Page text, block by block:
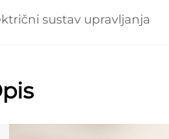
sustav upravljanja